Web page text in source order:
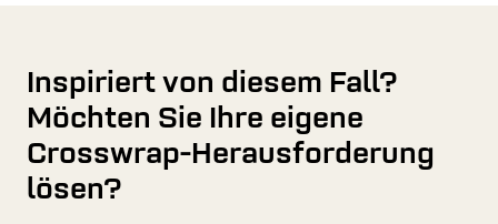
Inspiriert von diesem Fall?
Möchten Sie Ihre eigene
Crosswrap-Herausforderung
lösen?